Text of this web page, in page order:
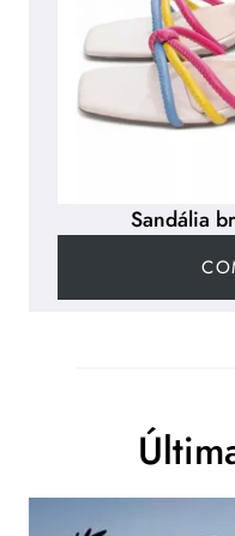
Sandália